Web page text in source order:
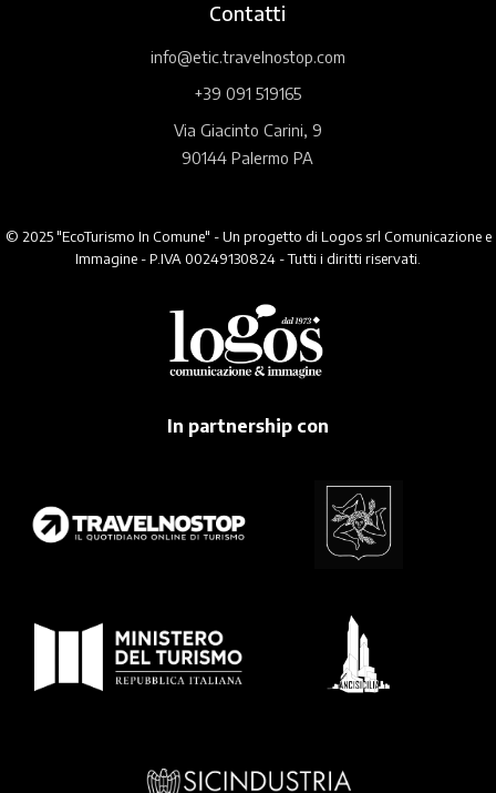
Contatti
info@etic.travelnostop.com
+39 091 519165
Via Giacinto Carini, 9
90144 Palermo PA
© 2025 "EcoTurismo In Comune" - Un progetto di Logos srl Comunicazione e
Immagine - P.IVA 00249130824 - Tutti i diritti riservati.
In partnership con